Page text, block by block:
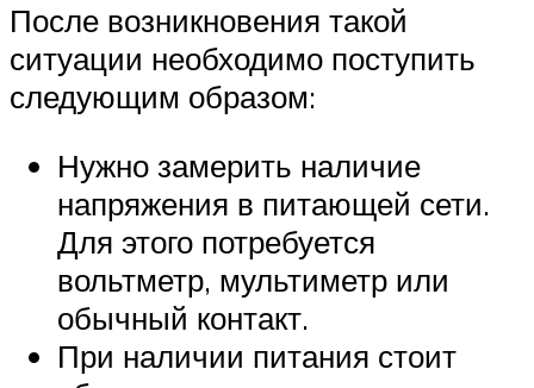
После возникновения такой
ситуации необходимо поступить
следующим образом:
Нужно замерить наличие
напряжения в питающей сети.
Для этого потребуется
вольтметр, мультиметр или
обычный контакт.
При наличии питания стоит